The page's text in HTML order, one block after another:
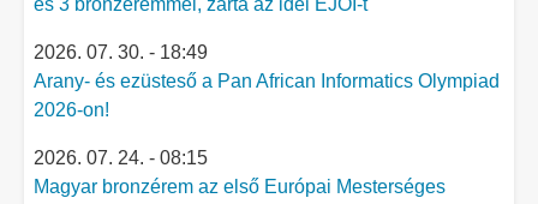
és 3 bronzéremmel, zárta az idei EJOI-t
2026. 07. 30. - 18:49
Arany- és ezüsteső a Pan African Informatics Olympiad
2026-on!
2026. 07. 24. - 08:15
Magyar bronzérem az első Európai Mesterséges